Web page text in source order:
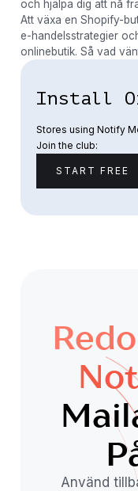
och hjälpa dig att nå
Att växa en Shopify-
e-handelsstrategier
onlinebutik. Så vad
Install
Stores using Notify
Join the club:
START FREE
Använd